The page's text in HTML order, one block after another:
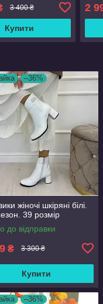
3 400 ₴
Купити
2
–36%
жіночі шкіряні білі.
39 розмір
до відправки
₴ 3 300 ₴
Купити
–36%